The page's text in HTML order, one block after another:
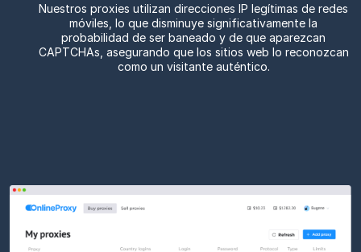
Nuestros proxies utilizan direcciones IP legítimas de redes
móviles, lo que disminuye significativamente la
probabilidad de ser baneado y de que aparezcan
CAPTCHAs, asegurando que los sitios web lo reconozcan
como un visitante auténtico.